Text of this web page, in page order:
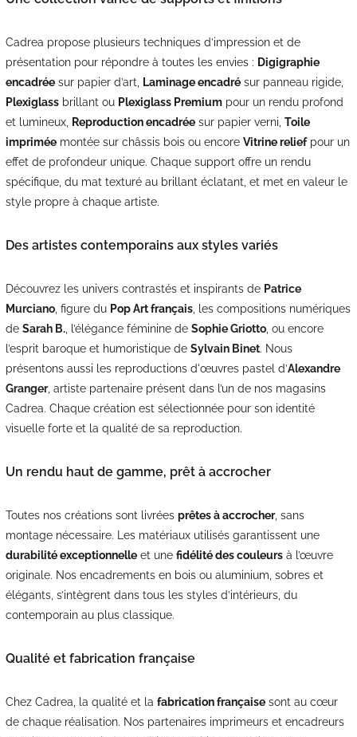
Cadrea propose plusieurs techniques d’impression et de
présentation pour répondre à toutes les envies : Digigraphie
encadréesur papier d’art, Laminage encadrésur panneau rigide,
Plexiglassbrillant ou Plexiglass Premiumpour un rendu profond
et lumineux,
Reproduction encadréesur papier verni, Toile
impriméemontée sur châssis bois ou encore Vitrine reliefpour un
effet de profondeur unique. Chaque support offre un rendu
spécifique, du mat texturé au brillant éclatant, et met en valeur le
style propre à chaque artiste.
Des artistes contemporains aux styles variés
Découvrez les univers contrastés et inspirants de Patrice
Murciano, figure du Pop Art français, les compositions numériques
de Sarah B., l’élégance féminine de Sophie Griotto, ou encore
l’esprit baroque et humoristique de Sylvain Binet. Nous
présentons aussi les reproductions d'œuvres pastel d’Alexandre
Granger, artiste partenaire présent dans l’un de nos magasins
Cadrea. Chaque création est sélectionnée pour son identité
visuelle forte et la qualité de sa reproduction.
Un rendu haut de gamme, prêt à accrocher
Toutes nos créations sont livrées prêtes à accrocher, sans
montage nécessaire. Les matériaux utilisés garantissent une
durabilité exceptionnelleet une fidélité des couleursà l’œuvre
originale. Nos encadrements en bois ou aluminium, sobres et
élégants, s’intègrent dans tous les styles d’intérieurs, du
contemporain au plus classique.
Qualité et fabrication française
Chez Cadrea, la qualité et la fabrication françaisesont au cœur
de chaque réalisation. Nos partenaires imprimeurs et encadreurs